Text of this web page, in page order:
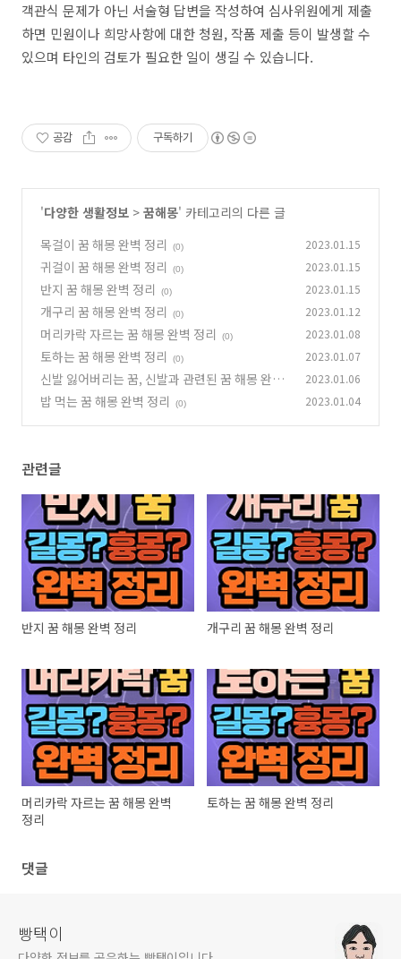
객관식 문제가 아닌 서술형 답변을 작성하여 심사위원에게 제출
하면 민원이나 희망사항에 대한 청원, 작품 제출 등이 발생할 수
있으며 타인의 검토가 필요한 일이 생길 수 있습니다.
공감 구독하기
'다양한 생활정보 > 꿈해몽' 카테고리의 다른 글
목걸이 꿈 해몽 완벽 정리
(0) 2023.01.15
귀걸이 꿈 해몽 완벽 정리 (0) 2023.01.15
반지 꿈 해몽 완벽 정리 (0) 2023.01.15
개구리 꿈 해몽 완벽 정리 (0) 2023.01.12
머리카락 자르는 꿈 해몽 완벽 정리 (0) 2023.01.08
토하는 꿈 해몽 완벽 정리 (0) 2023.01.07
신발 잃어버리는 꿈, 신발과 관련된 꿈 해몽 완벽
정리 (0)
2023.01.06
밥 먹는 꿈 해몽 완벽 정리 (0) 2023.01.04
관련글
반지 꿈 해몽 완벽 정리 개구리 꿈 해몽 완벽 정리
머리카락 자르는 꿈 해몽 완벽
정리
토하는 꿈 해몽 완벽 정리
댓글
빵택이